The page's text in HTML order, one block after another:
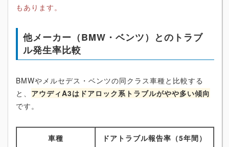
もあります。
他メーカー（BMW・ベンツ）とのトラブ
ル発生率比較
BMWやメルセデス・ベンツの同クラス車種と比較する
と、 アウディA3はドアロック系トラブルがやや多い傾向
です。
車種 ドアトラブル報告率（5年間）